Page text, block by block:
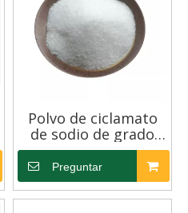
Polvo de ciclamato
de sodio de grado
farmacéutico
Preguntar